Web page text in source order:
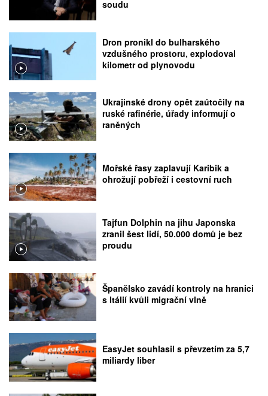
soudu
Dron pronikl do bulharského
vzdušného prostoru, explodoval
kilometr od plynovodu
Ukrajinské drony opět zaútočily na
ruské rafinérie, úřady informují o
raněných
Mořské řasy zaplavují Karibik a
ohrožují pobřeží i cestovní ruch
Tajfun Dolphin na jihu Japonska
zranil šest lidí, 50.000 domů je bez
proudu
Španělsko zavádí kontroly na hranici
s Itálií kvůli migrační vlně
EasyJet souhlasil s převzetím za 5,7
miliardy liber